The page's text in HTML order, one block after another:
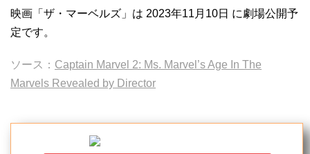
映画「ザ・マーベルズ」は 2023年11月10日 に劇場公開予
定です。
ソース： Captain Marvel 2: Ms. Marvel’s Age In The
Marvels Revealed by Director